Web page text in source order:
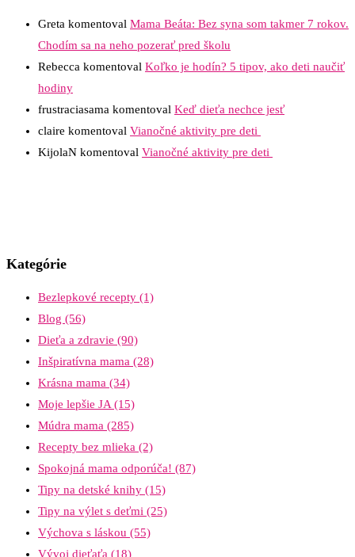
Greta komentoval Mama Beáta: Bez syna som takmer 7 rokov.
Chodím sa na neho pozerať pred školu
Rebecca komentoval Koľko je hodín? 5 tipov, ako deti naučiť
hodiny
frustraciasama komentoval Keď dieťa nechce jesť
claire komentoval Vianočné aktivity pre deti
KijolaN komentoval Vianočné aktivity pre deti
Kategórie
Bezlepkové recepty (1)
Blog (56)
Dieťa a zdravie (90)
Inšpiratívna mama (28)
Krásna mama (34)
Moje lepšie JA (15)
Múdra mama (285)
Recepty bez mlieka (2)
Spokojná mama odporúča! (87)
Tipy na detské knihy (15)
Tipy na výlet s deťmi (25)
Výchova s láskou (55)
Vývoj dieťaťa (18)